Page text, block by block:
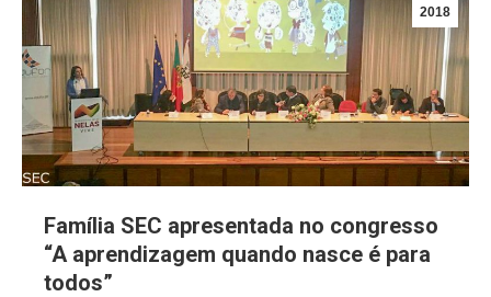
2018
Família SEC apresentada no congresso
“A aprendizagem quando nasce é para
todos”